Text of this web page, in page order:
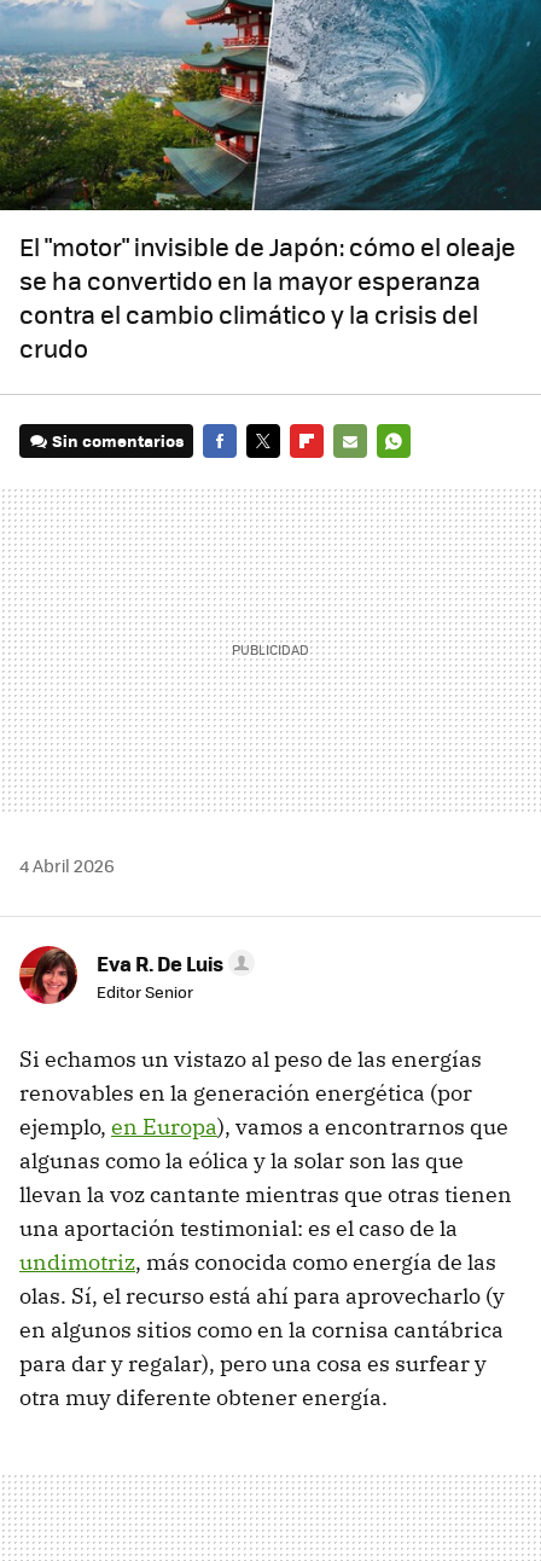
El "motor" invisible de Japón: cómo el oleaje
se ha convertido en la mayor esperanza
contra el cambio climático y la crisis del
crudo
Sin comentarios
MAIL
4 Abril 2026
Eva R. De Luis
Editor Senior
Si echamos un vistazo al peso de las energías
renovables en la generación energética (por
ejemplo, en Europa), vamos a encontrarnos que
algunas como la eólica y la solar son las que
llevan la voz cantante mientras que otras tienen
una aportación testimonial: es el caso de la
undimotriz, más conocida como energía de las
olas. Sí, el recurso está ahí para aprovecharlo (y
en algunos sitios como en la cornisa cantábrica
para dar y regalar), pero una cosa es surfear y
otra muy diferente obtener energía.